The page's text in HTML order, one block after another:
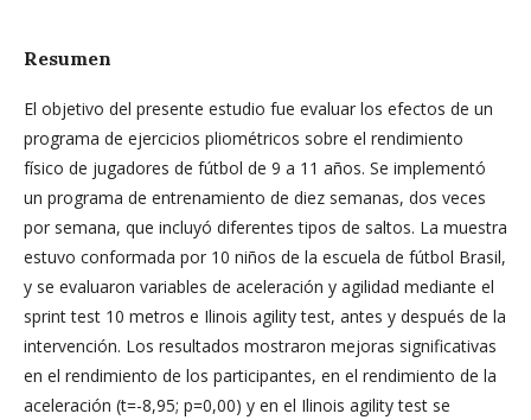
Resumen
El objetivo del presente estudio fue evaluar los efectos de un
programa de ejercicios pliométricos sobre el rendimiento
físico de jugadores de fútbol de 9 a 11 años. Se implementó
un programa de entrenamiento de diez semanas, dos veces
por semana, que incluyó diferentes tipos de saltos. La muestra
estuvo conformada por 10 niños de la escuela de fútbol Brasil,
y se evaluaron variables de aceleración y agilidad mediante el
sprint test 10 metros e Ilinois agility test, antes y después de la
intervención. Los resultados mostraron mejoras significativas
en el rendimiento de los participantes, en el rendimiento de la
aceleración (t=-8,95; p=0,00) y en el Ilinois agility test se